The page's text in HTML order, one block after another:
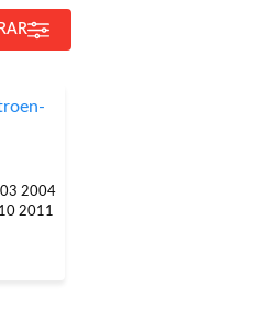
2004
2011